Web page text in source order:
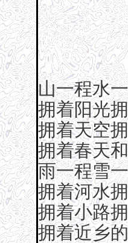
山一程水
拥着阳光
拥着天空
拥着春天
雨一程雪
拥着河水
拥着小路
拥着近乡